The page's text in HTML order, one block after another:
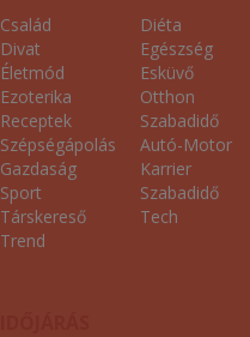
Család
Divat
Életmód
Ezoterika
Receptek
Szépségápolás
Gazdaság
Sport
Társkereső
Trend
Diéta
Egészség
Esküvő
Otthon
Szabadidő
Autó-Motor
Karrier
Szabadidő
Tech